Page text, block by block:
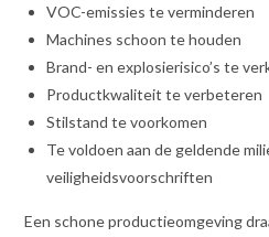
VOC-emissies te verminderen
Machines schoon te houden
Brand- en explosierisico’s te
Productkwaliteit te verbeteren
Stilstand te voorkomen
Te voldoen aan de geldende
veiligheidsvoorschriften
Een schone productieomgeving